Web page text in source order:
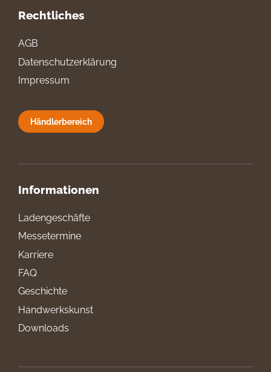
Rechtliches
AGB
Datenschutzerklärung
Impressum
Händlerbereich
Informationen
Ladengeschäfte
Messetermine
Karriere
FAQ
Geschichte
Handwerkskunst
Downloads